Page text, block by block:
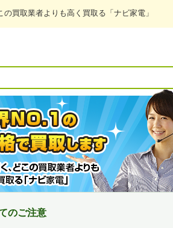
の買取業者よりも高く買取る「ナビ家電」
のご注意